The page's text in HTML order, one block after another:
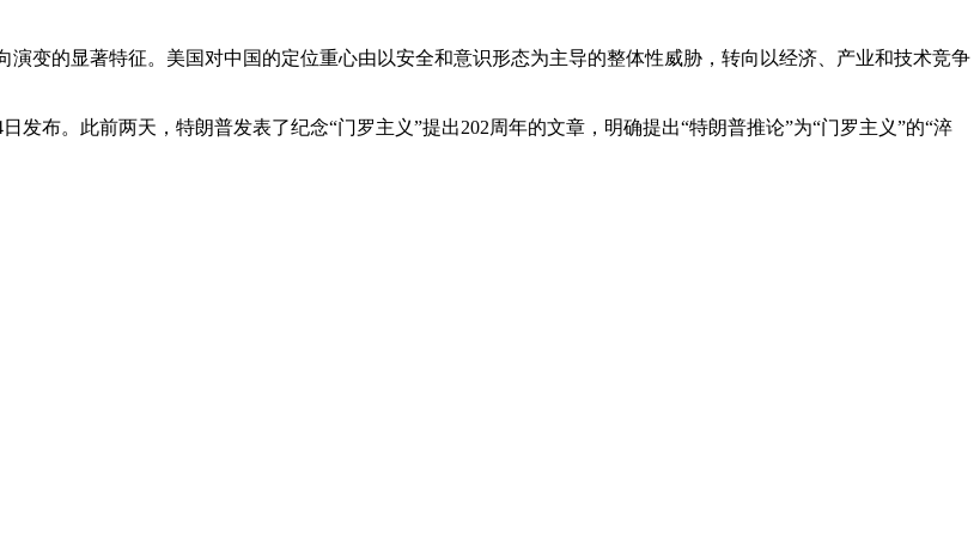
变的显著特征。美国对中国的定位重心由以安全和意识形态为主导的整体性威胁，转向以经济、产业和技术竞争
布。此前两天，特朗普发表了纪念“门罗主义”提出202周年的文章，明确提出“特朗普推论”为“门罗主义”的“淬